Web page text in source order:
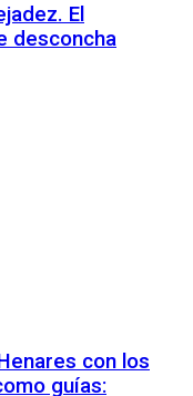
El
desconcha
con los
guías: